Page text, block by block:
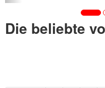
Die beliebte